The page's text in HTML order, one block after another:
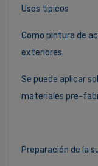
Usos tipicos
Como pintura de
exteriores.
Se puede aplicar
materiales pre-
Preparación de la